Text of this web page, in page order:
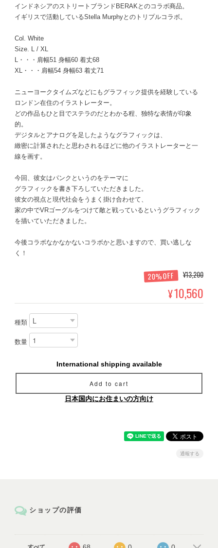
インドネシアのストリートブランドBERAKとのコラボ商品。
イギリスで活動しているStella Murphyとのトリプルコラボ。
Col. White
Size. L / XL
L・・・肩幅51 身幅60 着丈68
XL・・・肩幅54 身幅63 着丈71
ニューヨークタイムズなどにもグラフィック提供を経験している
ロンドン在住のイラストレーター。
どの作品もひと目でステラのだとわかる程、独特な表情が印象
的。
デジタルとアナログを足したようなグラフィックは、
緻密に計算されたと思わされるほどに他のイラストレーターと一
線を画す。
今回、彼女はパンクというのをテーマに
グラフィックを書き下ろしていただきました。
彼女の視点と現代社会をうまく掛け合わせて、
家の中でVRゴーグルをつけて敵と戦っているというグラフィック
を描いていただきました。
今後コラボなかなかないコラボかと思いますので、買い逃しな
く！
20%OFF ¥13,200
¥10,560
種類
数量
International shipping available
Add to cart
日本国内にお住まいの方向け
通報する
ショップの評価